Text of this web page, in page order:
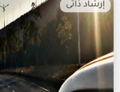
إرشاد ذاتى